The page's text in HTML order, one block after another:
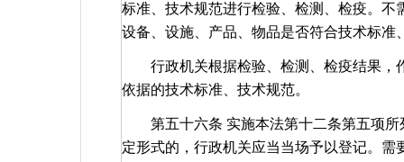
标准、技术规范进行检验、检测、检疫。
设备、设施、产品、物品是否符合技术标
行政机关根据检验、检测、检疫结果，
依据的技术标准、技术规范。
第五十六条 实施本法第十二条第五项所
定形式的，行政机关应当当场予以登记。